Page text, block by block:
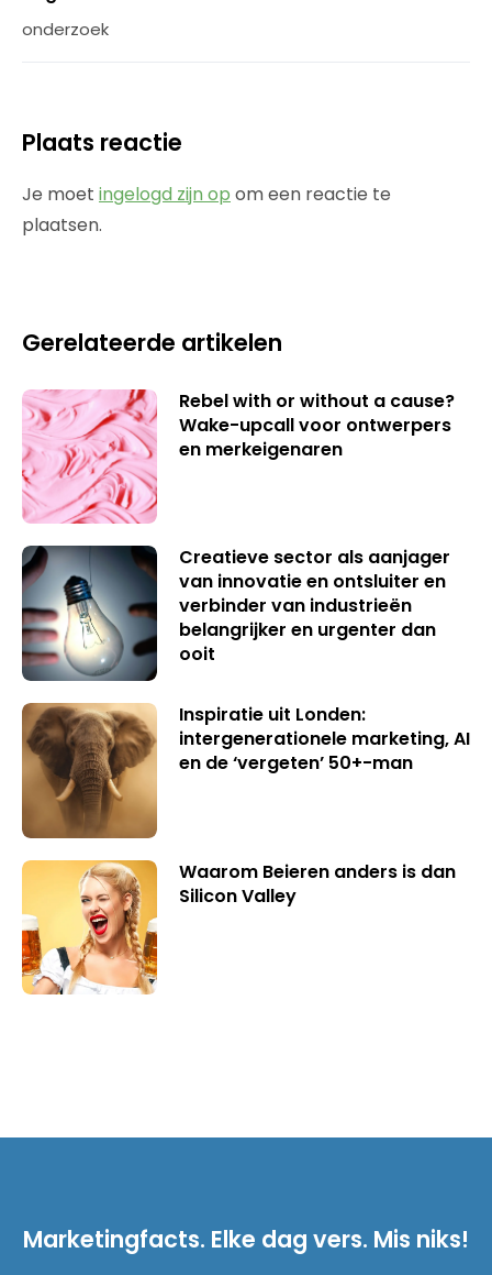
onderzoek
Plaats reactie
Je moet ingelogd zijn op om een reactie te
plaatsen.
Gerelateerde artikelen
Rebel with or without a cause?
Wake-upcall voor ontwerpers
en merkeigenaren
Creatieve sector als aanjager
van innovatie en ontsluiter en
verbinder van industrieën
belangrijker en urgenter dan
ooit
Inspiratie uit Londen:
intergenerationele marketing, AI
en de ‘vergeten’ 50+-man
Waarom Beieren anders is dan
Silicon Valley
Marketingfacts. Elke dag vers. Mis niks!